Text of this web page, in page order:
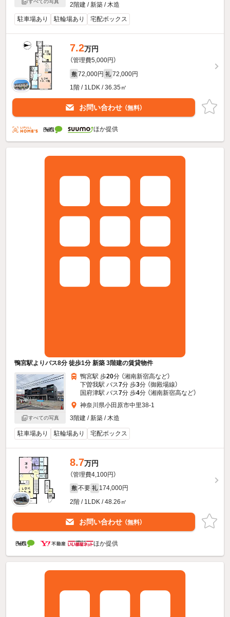
すべての写真
2階建 / 新築 / 木造
駐車場あり
駐輪場あり 宅配ボックス
7.2万円
（管理費5,000円）
敷 72,000円 礼 72,000円
1階 / 1LDK / 36.35㎡
お問い合わせ （無料）
ほか提供
鴨宮駅よりバス8分 徒歩1分 新築 3階建の賃貸物件
すべての写真
鴨宮駅 歩20分 （湘南新宿高など）
下曽我駅 バス7分 歩3分 （御殿場線）
国府津駅 バス7分 歩4分 （湘南新宿高など）
神奈川県小田原市中里38-1
3階建 / 新築 / 木造
駐車場あり 駐輪場あり 宅配ボックス
8.7万円
（管理費4,100円）
敷 不要 礼 174,000円
2階 / 1LDK / 48.26㎡
お問い合わせ （無料）
ほか提供